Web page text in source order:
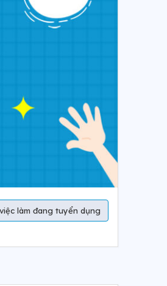
việc làm đang tuyển dụng